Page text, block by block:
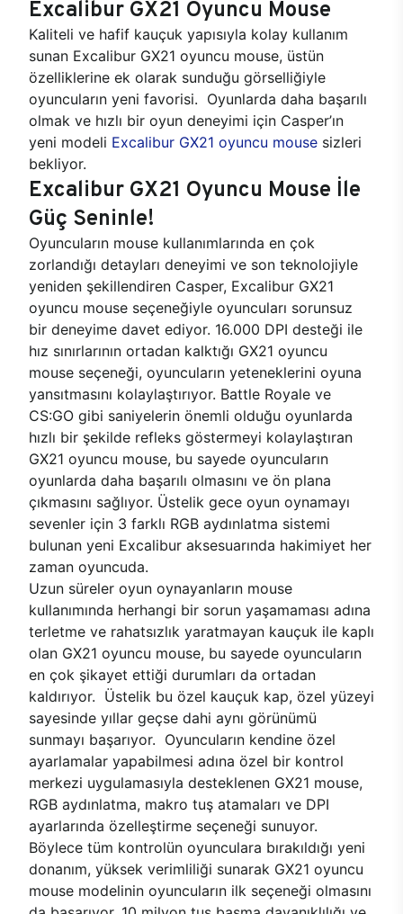
Excalibur GX21 Oyuncu Mouse
Kaliteli ve hafif kauçuk yapısıyla kolay kullanım
sunan Excalibur GX21 oyuncu mouse, üstün
özelliklerine ek olarak sunduğu görselliğiyle
oyuncuların yeni favorisi. Oyunlarda daha başarılı
olmak ve hızlı bir oyun deneyimi için Casper’ın
yeni modeli Excalibur GX21 oyuncu mouse sizleri
bekliyor.
Excalibur GX21 Oyuncu Mouse İle
Güç Seninle!
Oyuncuların mouse kullanımlarında en çok
zorlandığı detayları deneyimi ve son teknolojiyle
yeniden şekillendiren Casper, Excalibur GX21
oyuncu mouse seçeneğiyle oyuncuları sorunsuz
bir deneyime davet ediyor. 16.000 DPI desteği ile
hız sınırlarının ortadan kalktığı GX21 oyuncu
mouse seçeneği, oyuncuların yeteneklerini oyuna
yansıtmasını kolaylaştırıyor. Battle Royale ve
CS:GO gibi saniyelerin önemli olduğu oyunlarda
hızlı bir şekilde refleks göstermeyi kolaylaştıran
GX21 oyuncu mouse, bu sayede oyuncuların
oyunlarda daha başarılı olmasını ve ön plana
çıkmasını sağlıyor. Üstelik gece oyun oynamayı
sevenler için 3 farklı RGB aydınlatma sistemi
bulunan yeni Excalibur aksesuarında hakimiyet her
zaman oyuncuda.
Uzun süreler oyun oynayanların mouse
kullanımında herhangi bir sorun yaşamaması adına
terletme ve rahatsızlık yaratmayan kauçuk ile kaplı
olan GX21 oyuncu mouse, bu sayede oyuncuların
en çok şikayet ettiği durumları da ortadan
kaldırıyor. Üstelik bu özel kauçuk kap, özel yüzeyi
sayesinde yıllar geçse dahi aynı görünümü
sunmayı başarıyor. Oyuncuların kendine özel
ayarlamalar yapabilmesi adına özel bir kontrol
merkezi uygulamasıyla desteklenen GX21 mouse,
RGB aydınlatma, makro tuş atamaları ve DPI
ayarlarında özelleştirme seçeneği sunuyor.
Böylece tüm kontrolün oyunculara bırakıldığı yeni
donanım, yüksek verimliliği sunarak GX21 oyuncu
mouse modelinin oyuncuların ilk seçeneği olmasını